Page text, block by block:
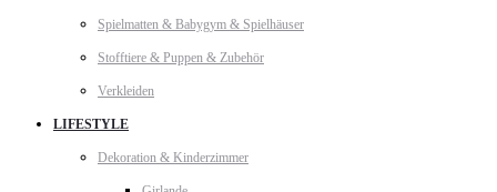
Spielmatten & Babygym & Spielhäuser
Stofftiere & Puppen & Zubehör
Verkleiden
LIFESTYLE
Dekoration & Kinderzimmer